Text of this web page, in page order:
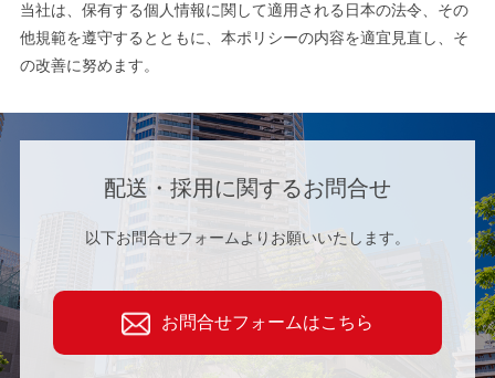
当社は、保有する個人情報に関して適用される日本の法令、その
他規範を遵守するとともに、本ポリシーの内容を適宜見直し、そ
の改善に努めます。
配送・採用に関するお問合せ
以下お問合せフォームよりお願いいたします。
お問合せフォームはこちら